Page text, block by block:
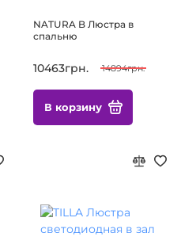
NATURA B Люстра в
спальню
10463грн. 14894грн.
В корзину